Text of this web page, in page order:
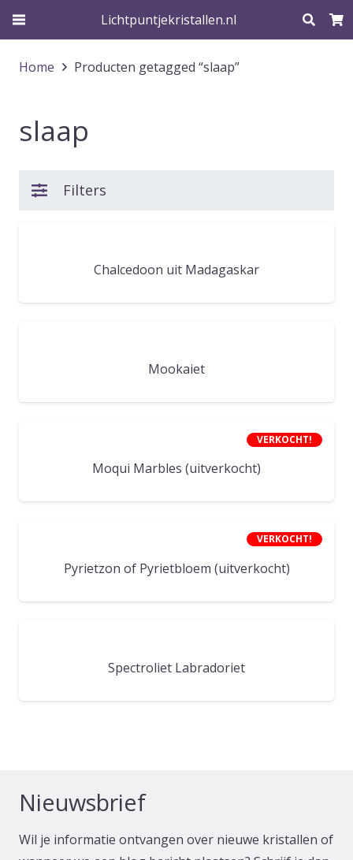
Lichtpuntjekristallen.nl
Home Producten getagged “slaap”
slaap
Filters
Chalcedoon uit Madagaskar
Mookaiet
VERKOCHT!
Moqui Marbles (uitverkocht)
VERKOCHT!
Pyrietzon of Pyrietbloem (uitverkocht)
Spectroliet Labradoriet
Nieuwsbrief
Wil je informatie ontvangen over nieuwe kristallen of